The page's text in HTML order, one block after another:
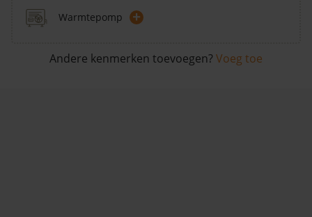
Warmtepomp +
Andere kenmerken toevoegen? Voeg toe